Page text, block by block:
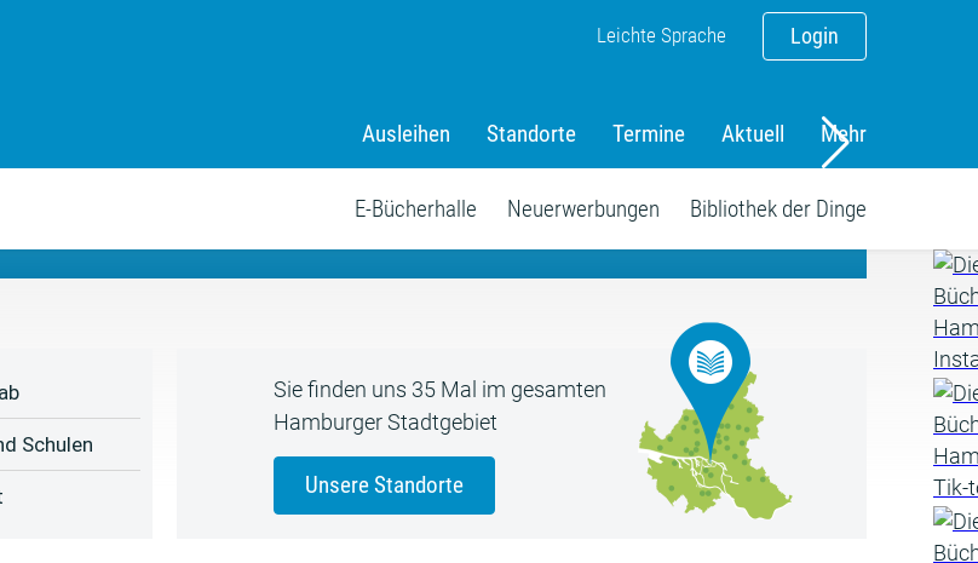
Login
Leichte Sprache
Ausleihen Standorte Termine Aktuell Mehr
E-Bücherhalle Neuerwerbungen Bibliothek der Dinge
Sommerferienprogramm
Schulen
Sie finden uns 35 Mal im gesamten
Hamburger Stadtgebiet
Unsere Standorte